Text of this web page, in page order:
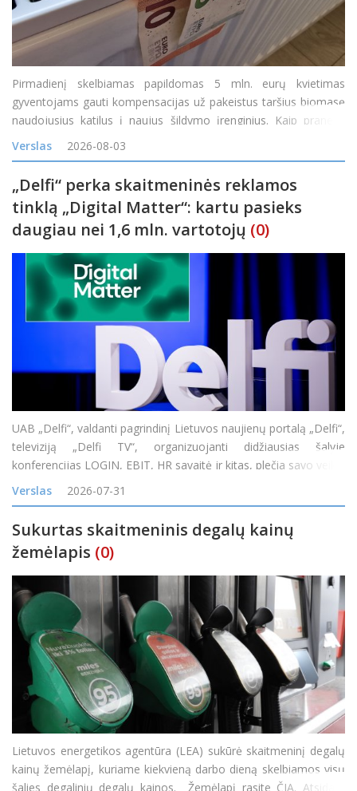
Pirmadienį skelbiamas papildomas 5 mln. eurų kvietimas
gyventojams gauti kompensacijas už pakeistus taršius biomasę
naudojusius katilus į naujus šildymo įrenginius. Kaip pranešė
Lietuvos energetikos agentūra (LEA), teikti paraiškas gyventojai
galės nuo 14 val. &bdq
Verslas 2026-08-03
„Delfi“ perka skaitmeninės reklamos
tinklą „Digital Matter“: kartu pasieks
daugiau nei 1,6 mln. vartotojų (0)
UAB „Delfi“, valdanti pagrindinį Lietuvos naujienų portalą „Delfi“,
televiziją „Delfi TV“, organizuojanti didžiausias šalyje
konferencijas LOGIN, EBIT, HR savaitė ir kitas, plečia savo veiklą
įsigijusi vieną didžiausių skaitmeninės reklamos tinklų Baltijos
Verslas 2026-07-31
Sukurtas skaitmeninis degalų kainų
žemėlapis (0)
Lietuvos energetikos agentūra (LEA) sukūrė skaitmeninį degalų
kainų žemėlapį, kuriame kiekvieną darbo dieną skelbiamos visų
šalies degalinių degalų kainos. Žemėlapį rasite ČIA. Atsidarę